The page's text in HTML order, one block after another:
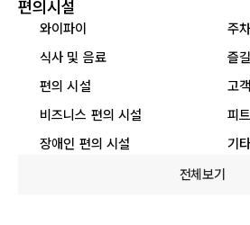
편의시설
와이파이
주차
식사 및 음료
즐
편의 시설
고
비즈니스 편의 시설
피
장애인 편의 시설
기타
전체보기